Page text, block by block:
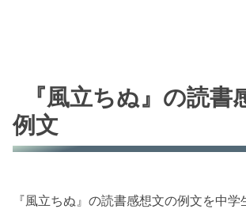
『風立ちぬ』の読書
例文
『風立ちぬ』の読書感想文の例文を中